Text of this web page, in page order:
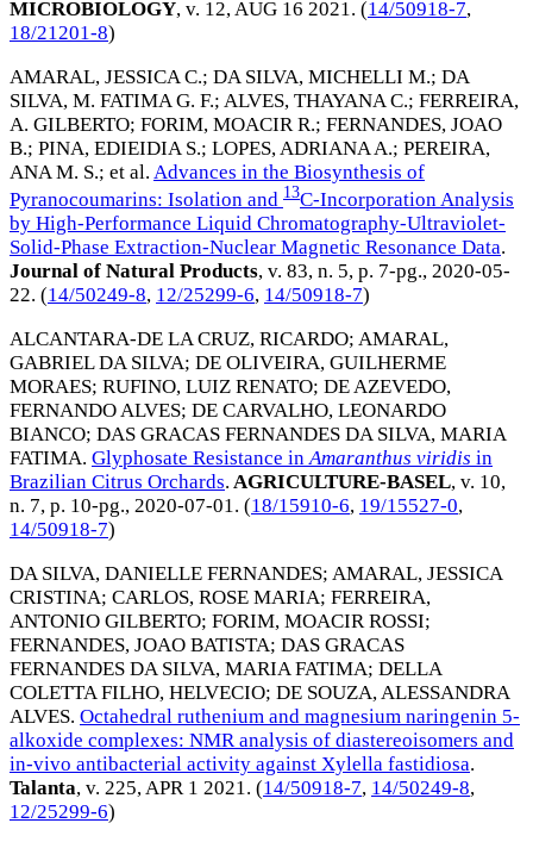
MICROBIOLOGY, v. 12, AUG 16 2021 . (14/50918-7,
18/21201-8)
AMARAL, JESSICA C.; DA SILVA, MICHELLI M.; DA
SILVA, M. FATIMA G. F.; ALVES, THAYANA C.; FERREIRA,
A. GILBERTO; FORIM, MOACIR R.; FERNANDES, JOAO
B.; PINA, EDIEIDIA S.; LOPES, ADRIANA A.; PEREIRA,
ANA M. S.; et al. Advances in the Biosynthesis of
Pyranocoumarins: Isolation and 13C-Incorporation Analysis
by High-Performance Liquid Chromatography-Ultraviolet-
Solid-Phase Extraction-Nuclear Magnetic Resonance Data.
Journal of Natural Products, v. 83, n. 5, p. 7-pg., 2020-05-
22. (14/50249-8, 12/25299-6, 14/50918-7)
ALCANTARA-DE LA CRUZ, RICARDO; AMARAL,
GABRIEL DA SILVA; DE OLIVEIRA, GUILHERME
MORAES; RUFINO, LUIZ RENATO; DE AZEVEDO,
FERNANDO ALVES; DE CARVALHO, LEONARDO
BIANCO; DAS GRACAS FERNANDES DA SILVA, MARIA
FATIMA. Glyphosate Resistance inAmaranthus viridis in
Brazilian Citrus Orchards. AGRICULTURE-BASEL, v. 10,
n. 7, p. 10-pg., 2020-07-01. (18/15910-6, 19/15527-0,
14/50918-7)
DA SILVA, DANIELLE FERNANDES; AMARAL, JESSICA
CRISTINA; CARLOS, ROSE MARIA; FERREIRA,
ANTONIO GILBERTO; FORIM, MOACIR ROSSI;
FERNANDES, JOAO BATISTA; DAS GRACAS
FERNANDES DA SILVA, MARIA FATIMA; DELLA
COLETTA FILHO, HELVECIO; DE SOUZA, ALESSANDRA
ALVES. Octahedral ruthenium and magnesium naringenin 5-
alkoxide complexes: NMR analysis of diastereoisomers and
in-vivo antibacterial activity against Xylella fastidiosa.
Talanta, v. 225, APR 1 2021 . (14/50918-7, 14/50249-8,
12/25299-6)